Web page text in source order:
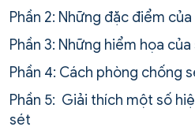
Phần 2: Những đặc điểm
Phần 3: Những hiểm họa
Phần 4: Cách phòng chống
Phần 5: Giải thích một số
sét